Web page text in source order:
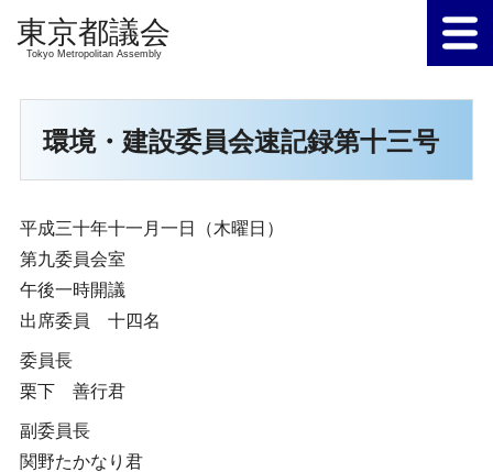
Tokyo Metropolitan Assembly
環境・建設委員会速記録第十三号
平成三十年十一月一日（木曜日）
第九委員会室
午後一時開議
出席委員 十四名
委員長
栗下 善行君
副委員長
関野たかなり君